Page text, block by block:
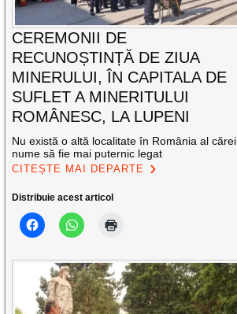
CEREMONII DE
RECUNOȘTINȚĂ DE ZIUA
MINERULUI, ÎN CAPITALA DE
SUFLET A MINERITULUI
ROMÂNESC, LA LUPENI
Nu există o altă localitate în România al cărei
nume să fie mai puternic legat
CITEȘTE MAI DEPARTE
Distribuie acest articol